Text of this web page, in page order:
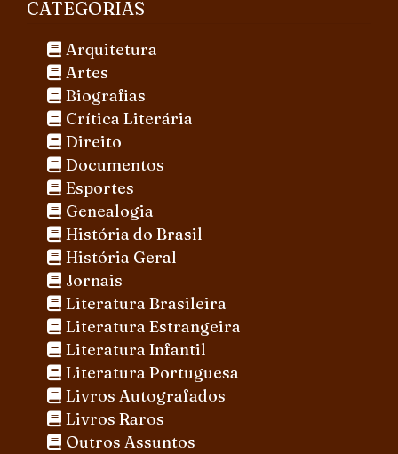
CATEGORIAS
Arquitetura
Artes
Biografias
Crítica Literária
Direito
Documentos
Esportes
Genealogia
História do Brasil
História Geral
Jornais
Literatura Brasileira
Literatura Estrangeira
Literatura Infantil
Literatura Portuguesa
Livros Autografados
Livros Raros
Outros Assuntos